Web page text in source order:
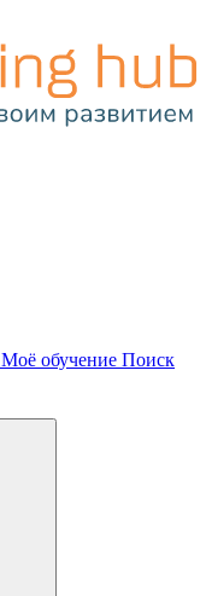
Моё обучение Поиск